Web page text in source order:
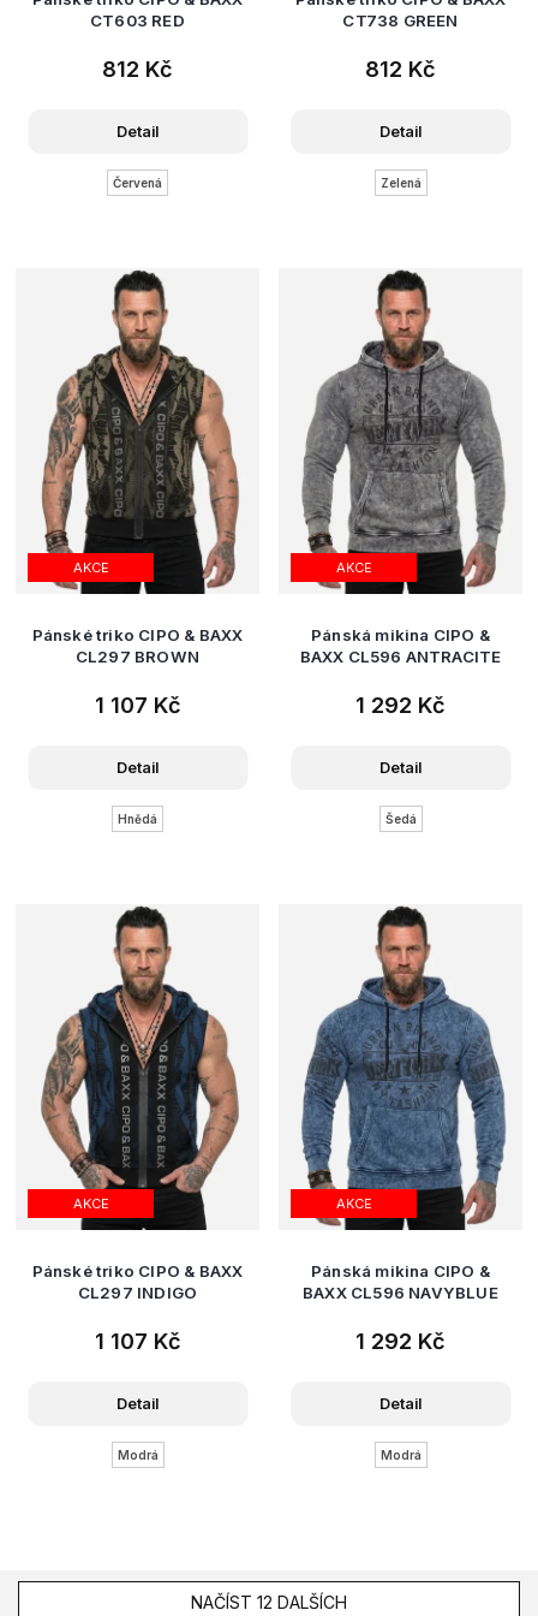
CT603 RED
812 Kč
Detail
Červená
CT738 GREEN
812 Kč
Detail
Zelená
AKCE
Pánské triko CIPO & BAXX
CL297 BROWN
1 107 Kč
Detail
Hnědá
AKCE
Pánská mikina CIPO &
BAXX CL596 ANTRACITE
1 292 Kč
Detail
Šedá
AKCE
Pánské triko CIPO & BAXX
CL297 INDIGO
1 107 Kč
Detail
Modrá
AKCE
Pánská mikina CIPO &
BAXX CL596 NAVYBLUE
1 292 Kč
Detail
Modrá
NAČÍST 12 DALŠÍCH